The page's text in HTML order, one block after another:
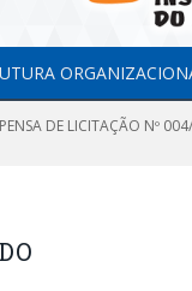
DE LICITAÇÃO Nº